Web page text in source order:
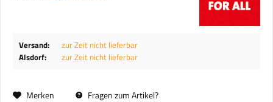
Versand:
zur Zeit nicht lieferbar
Alsdorf:
zur Zeit nicht lieferbar
Merken Fragen zum Artikel?